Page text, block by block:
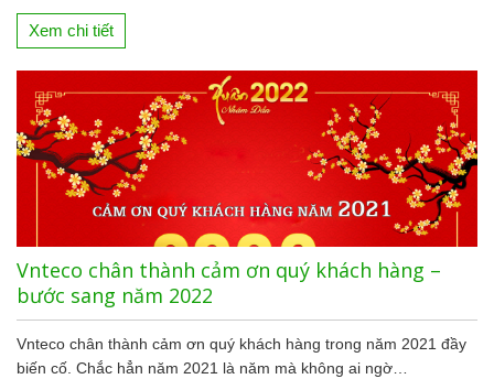
Xem chi tiết
Vnteco chân thành cảm ơn quý khách hàng –
bước sang năm 2022
Vnteco chân thành cảm ơn quý khách hàng trong năm 2021 đầy
biến cố. Chắc hẳn năm 2021 là năm mà không ai ngờ…